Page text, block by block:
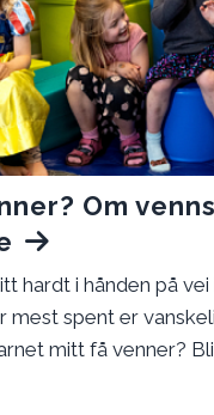
Om
hardt i hånden på
mest spent er
mitt få venner?